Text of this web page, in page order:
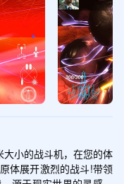
小的战斗机，在您的体
体展开激烈的战斗!带领